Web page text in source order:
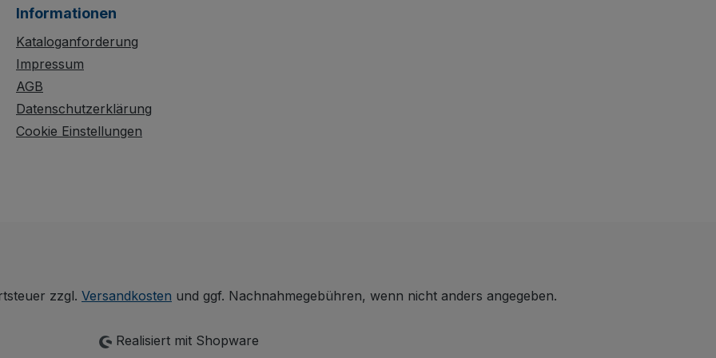
die
ein
Bodenkonstruktion im
innovativen L-Profil.
Transportgut, während
Etagen aus Winkelstahl
thermoplastischem
Lenkrollen mit
Informationen
Kataloganforderung
Impressum
AGB
Datenschutzerklärung
Cookie Einstellungen
zzgl. Versandkosten und ggf. Nachnahmegebühren, wenn nicht anders angegeben.
Realisiert mit Shopware